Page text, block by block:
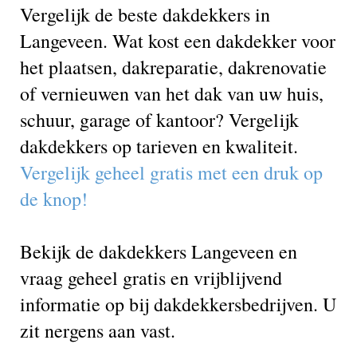
Vergelijk de beste dakdekkers in
Langeveen. Wat kost een dakdekker voor
het plaatsen, dakreparatie, dakrenovatie
of vernieuwen van het dak van uw huis,
schuur, garage of kantoor? Vergelijk
dakdekkers op tarieven en kwaliteit.
Vergelijk geheel gratis met een druk op
de knop!
Bekijk de dakdekkers Langeveen en
vraag geheel gratis en vrijblijvend
informatie op bij dakdekkersbedrijven. U
zit nergens aan vast.